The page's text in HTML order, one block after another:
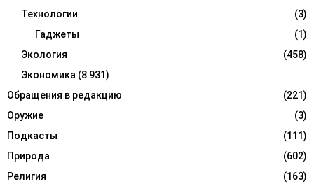
Технологии
(3)
Гаджеты
(1)
Экология
(458)
Экономика (8 931)
Обращения в редакцию
(221)
Оружие
(3)
Подкасты
(111)
Природа
(602)
Религия
(163)